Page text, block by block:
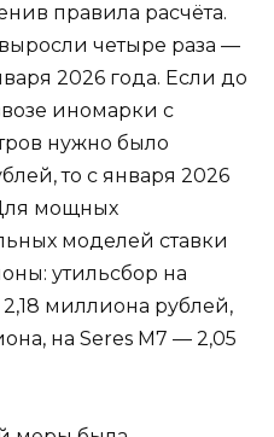
правила расчёта.
четыре раза —
2026 года. Если до
иномарки с
нужно было
то с января 2026
мощных
моделей ставки
утильсбор на
миллиона рублей,
на Seres M7 — 2,05